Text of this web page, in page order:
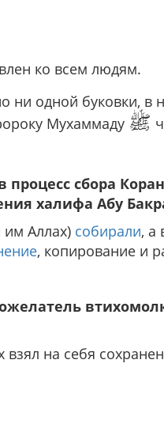
ко всем людям.
ни одной буковки, в
Мухаммаду ﷺ
сбора
халифа Абу
им Аллах) собирали, а
, копирование и
на себя